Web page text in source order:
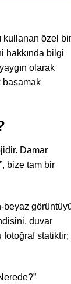
kullanan özel bir
hakkında bilgi
olarak
basamak
Damar
bize tam bir
beyaz
duvar
fotoğraf statiktir;